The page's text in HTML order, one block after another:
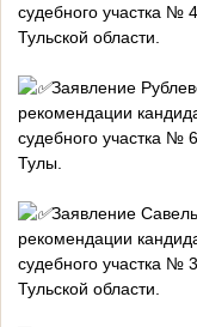
судебного участка №
Тульской области.
Заявление
рекомендации
судебного участка №
Тулы.
Заявление
рекомендации
судебного участка №
Тульской области.